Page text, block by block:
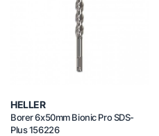
HELLER
Borer 6x50mm Bionic Pro SDS-
Plus 156226